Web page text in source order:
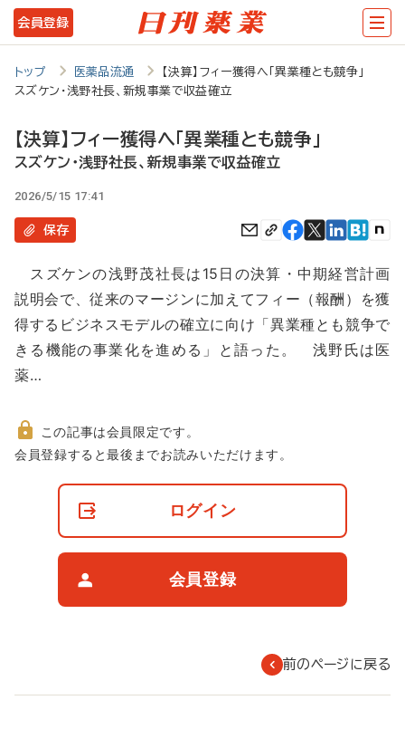
メ
イ
ツ
に
動
会員登録
トップ 医薬品流通
【決算】フィー獲得へ「異業種とも競争」
スズケン・浅野社長、新規事業で収益確立
【決算】フィー獲得へ「異業種とも競争」
スズケン・浅野社長、新規事業で収益確立
2026/5/15 17:41
保存
スズケンの浅野茂社長は15日の決算・中期経営計画
説明会で、従来のマージンに加えてフィー（報酬）を獲
得するビジネスモデルの確立に向け「異業種とも競争で
きる機能の事業化を進める」と語った。 浅野氏は医
薬…
非
この記事は会員限定です。
会員登録すると最後までお読みいただけます。
ログイン
会員登録
前のページに戻る